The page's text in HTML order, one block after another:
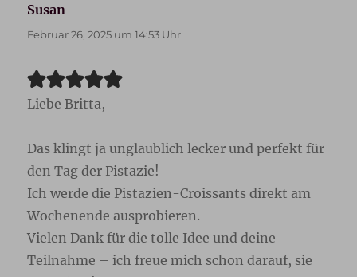
Susan
Februar 26, 2025 um 14:53 Uhr
Liebe Britta,
Das klingt ja unglaublich lecker und perfekt für
den Tag der Pistazie!
Ich werde die Pistazien-Croissants direkt am
Wochenende ausprobieren.
Vielen Dank für die tolle Idee und deine
Teilnahme – ich freue mich schon darauf, sie